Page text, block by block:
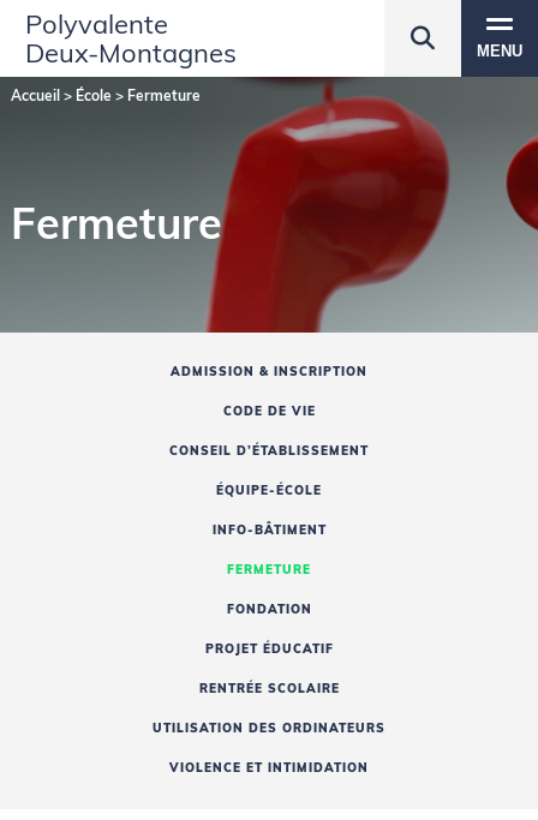
Polyvalente
Deux‑Montagnes
MENU
Accueil> École > Fermeture
Fermeture
ADMISSION & INSCRIPTION
CODE DE VIE
CONSEIL D’ÉTABLISSEMENT
ÉQUIPE-ÉCOLE
INFO-BÂTIMENT
FERMETURE
FONDATION
PROJET ÉDUCATIF
RENTRÉE SCOLAIRE
UTILISATION DES ORDINATEURS
VIOLENCE ET INTIMIDATION